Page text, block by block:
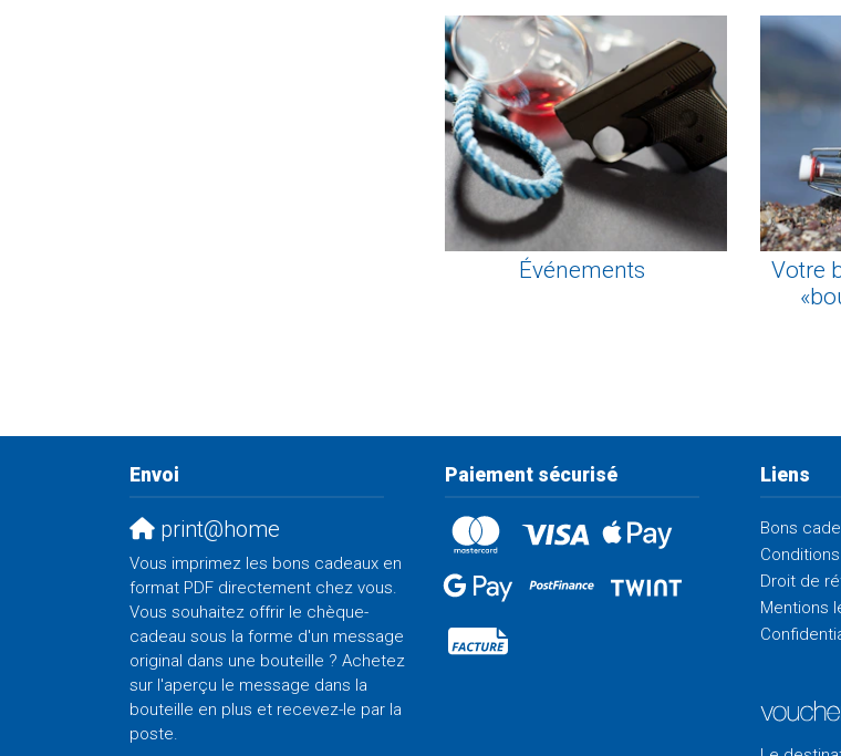
Événements
Votre
Envoi
print@home
Vous imprimez les bons cadeaux en
format PDF directement chez vous.
Vous souhaitez offrir le chèque-
cadeau sous la forme d'un message
original dans une bouteille ? Achetez
sur l'aperçu le message dans la
bouteille en plus et recevez-le par la
poste.
Paiement sécurisé Liens
Bons
Droit de
Mentions